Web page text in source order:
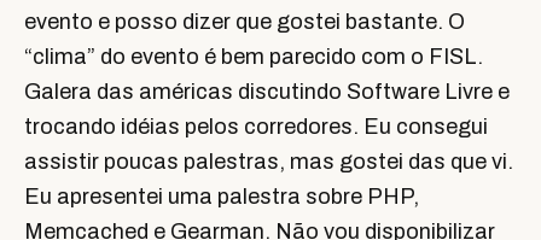
evento e posso dizer que gostei bastante. O
“clima” do evento é bem parecido com o FISL.
Galera das américas discutindo Software Livre e
trocando idéias pelos corredores. Eu consegui
assistir poucas palestras, mas gostei das que vi.
Eu apresentei uma palestra sobre PHP,
Memcached e Gearman. Não vou disponibilizar